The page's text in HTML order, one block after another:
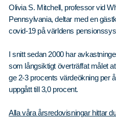
Olivia S. Mitchell, professor vid
Pennsylvania, deltar med en
covid-19 på världens
I snitt sedan 2000 har
som långsiktigt överträffat målet
ge 2-3 procents värdeökning per
uppgått till 3,0 procent.
Alla våra årsredovisningar hittar